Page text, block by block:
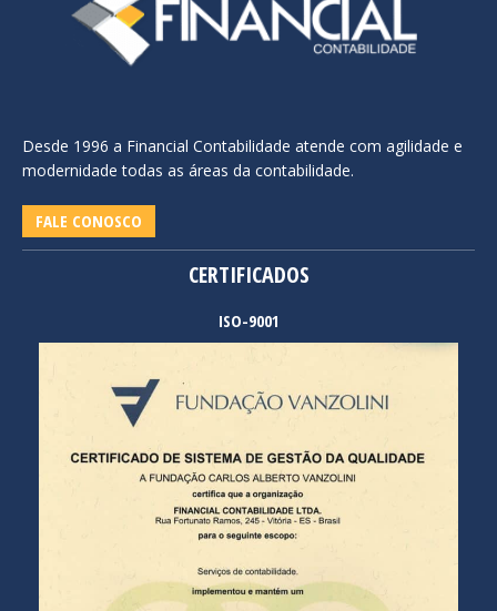
Desde 1996 a Financial Contabilidade atende com agilidade e
modernidade todas as áreas da contabilidade.
FALE CONOSCO
CERTIFICADOS
ISO-9001